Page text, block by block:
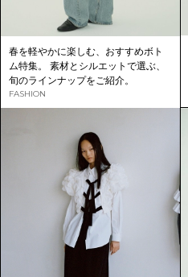
春を軽やかに楽しむ、おすすめボト
ム特集。 素材とシルエットで選ぶ、
旬のラインナップをご紹介。
FASHION